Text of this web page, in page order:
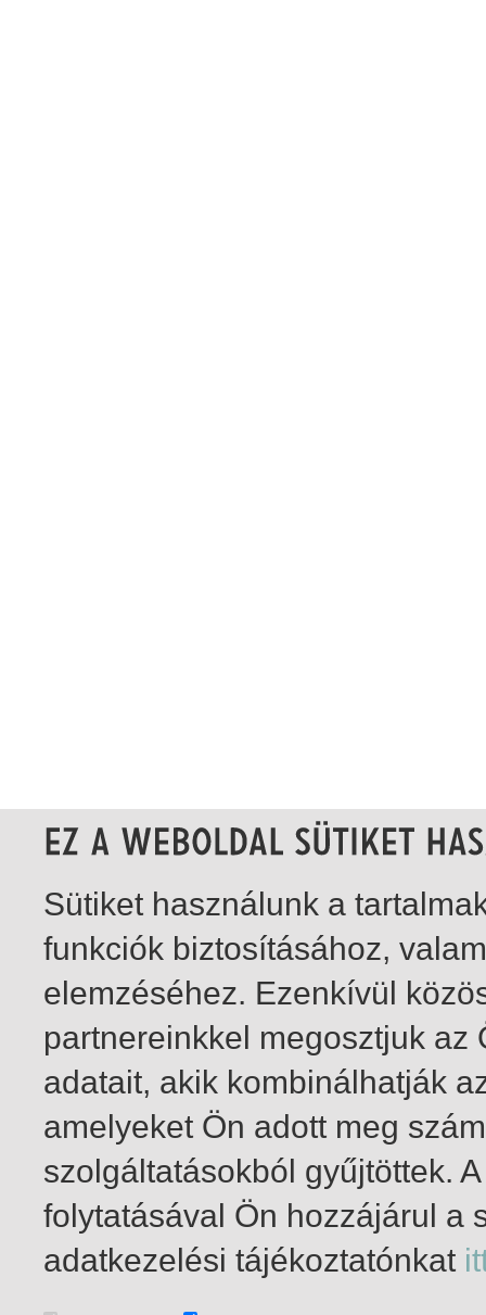
1-6 / összesen 6 találat
Sütiket használunk a
funkciók biztosításához,
elemzéséhez. Ezenkívül
partnereinkkel megosztjuk
adatait, akik kombinálhatják
amelyeket Ön adott meg
szolgáltatásokból gyűjtöttek.
folytatásával Ön hozzájárul a
adatkezelési tájékoztatónkat